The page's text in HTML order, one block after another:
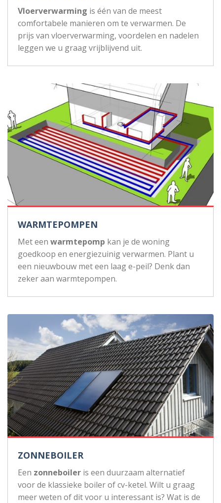
Vloerverwarming is één van de meest
comfortabele manieren om te verwarmen. De
prijs van vloerverwarming, voordelen en nadelen
leggen we u graag vrijblijvend uit.
WARMTEPOMPEN
Met een warmtepomp kan je de woning
goedkoop en energiezuinig verwarmen. Plant u
een nieuwbouw met een laag e-peil? Denk dan
zeker aan warmtepompen.
ZONNEBOILER
Een zonneboiler is een duurzaam alternatief
voor de klassieke boiler of cv-ketel. Wilt u graag
meer weten of dit voor u interessant is? Wat is de